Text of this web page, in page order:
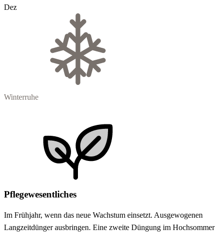
Dez
Winterruhe
Pflegewesentliches
Im Frühjahr, wenn das neue Wachstum einsetzt. Ausgewogenen
Langzeitdünger ausbringen. Eine zweite Düngung im Hochsommer